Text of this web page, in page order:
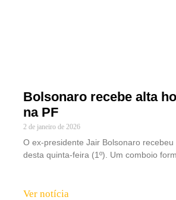
Bolsonaro recebe alta
na PF
2 de janeiro de 2026
O ex-presidente Jair Bolsonaro
desta quinta-feira (1º). Um comboio
Ver notícia